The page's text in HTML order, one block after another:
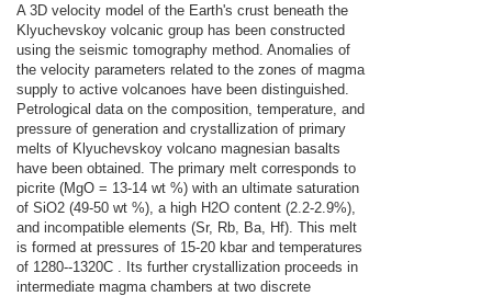
A 3D velocity model of the Earth's crust beneath the
Klyuchevskoy volcanic group has been constructed
using the seismic tomography method. Anomalies of
the velocity parameters related to the zones of magma
supply to active volcanoes have been distinguished.
Petrological data on the composition, temperature, and
pressure of generation and crystallization of primary
melts of Klyuchevskoy volcano magnesian basalts
have been obtained. The primary melt corresponds to
picrite (MgO = 13-14 wt %) with an ultimate saturation
of SiO2 (49-50 wt %), a high H2O content (2.2-2.9%),
and incompatible elements (Sr, Rb, Ba, Hf). This melt
is formed at pressures of 15-20 kbar and temperatures
of 1280--1320С . Its further crystallization proceeds in
intermediate magma chambers at two discrete